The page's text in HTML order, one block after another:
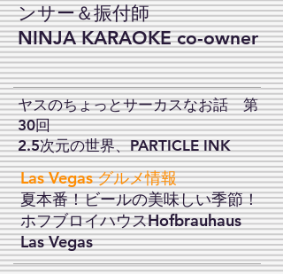
ンサー＆振付師
NINJA KARAOKE co-owner
ヤスのちょっとサーカスなお話 第
30回
2.5次元の世界、PARTICLE INK
Las Vegas グルメ情報
夏本番！ビールの美味しい季節！
ホフブロイハウスHofbrauhaus
Las Vegas